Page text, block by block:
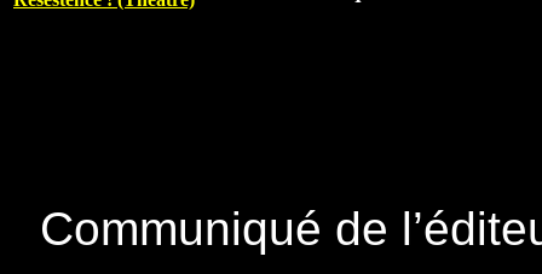
Communiqué de